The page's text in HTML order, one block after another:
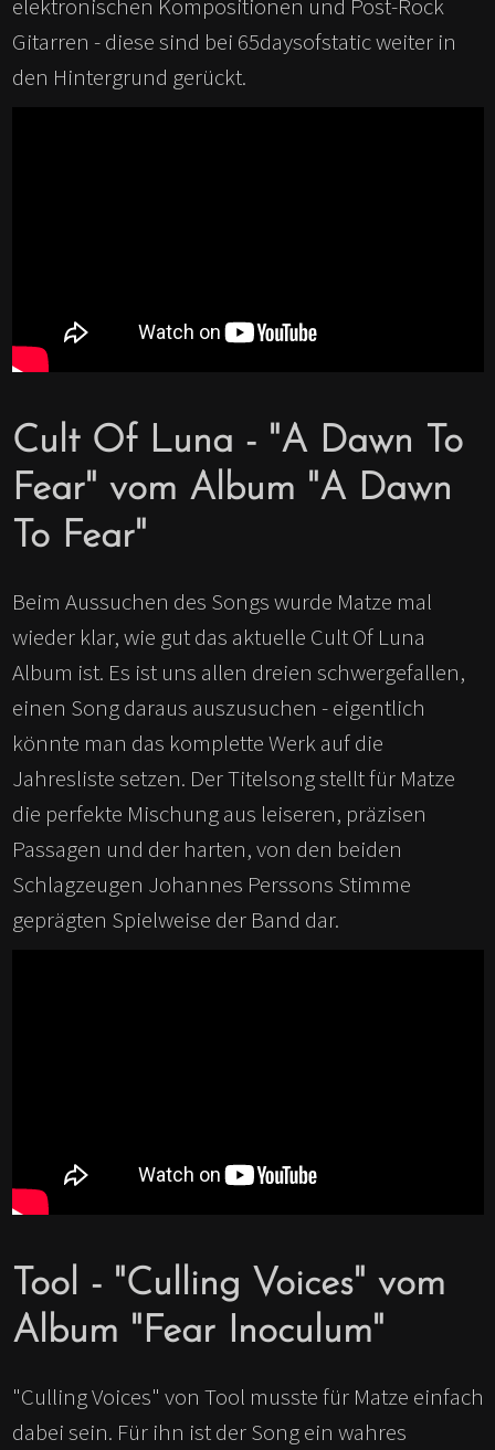
elektronischen Kompositionen und Post-Rock
Gitarren - diese sind bei 65daysofstatic weiter in
den Hintergrund gerückt.
Cult Of Luna - "A Dawn To
Fear" vom Album "A Dawn
To Fear"
Beim Aussuchen des Songs wurde Matze mal
wieder klar, wie gut das aktuelle Cult Of Luna
Album ist. Es ist uns allen dreien schwergefallen,
einen Song daraus auszusuchen - eigentlich
könnte man das komplette Werk auf die
Jahresliste setzen. Der Titelsong stellt für Matze
die perfekte Mischung aus leiseren, präzisen
Passagen und der harten, von den beiden
Schlagzeugen Johannes Perssons Stimme
geprägten Spielweise der Band dar.
Tool - "Culling Voices" vom
Album "Fear Inoculum"
"Culling Voices" von Tool musste für Matze einfach
dabei sein. Für ihn ist der Song ein wahres